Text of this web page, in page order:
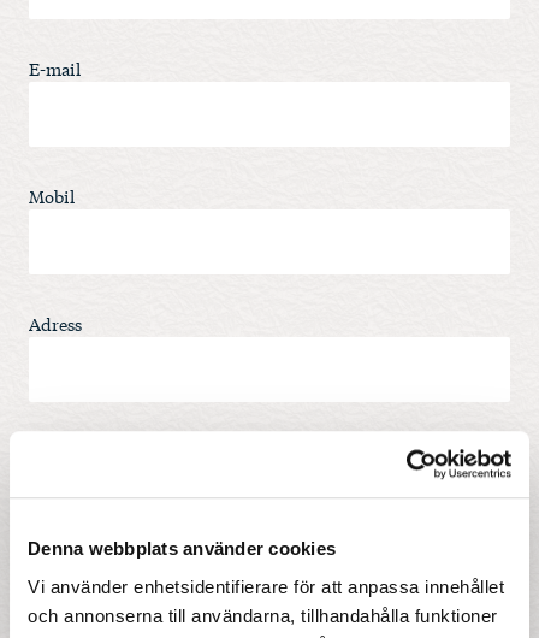
Denna webbplats använder cookies
Vi använder enhetsidentifierare för att anpassa innehållet
och annonserna till användarna, tillhandahålla funktioner
E-mail
Mobil
Adress
Ort